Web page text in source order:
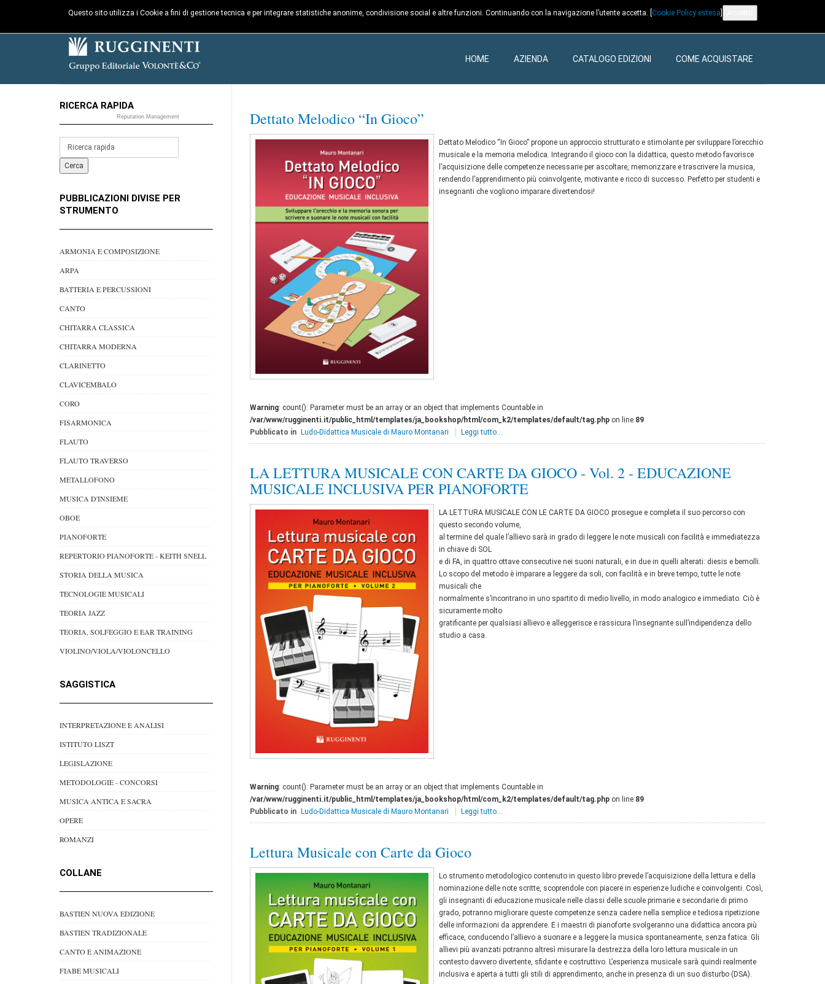
HOME AZIENDA CATALOGO EDIZIONI COME ACQUISTARE
Dettato Melodico “In Gioco”
Dettato Melodico “In Gioco” propone un approccio strutturato e stimolante per sviluppare l’orecchio
musicale e la memoria melodica. Integrando il gioco con la didattica, questo metodo favorisce
l’acquisizione delle competenze necessarie per ascoltare, memorizzare e trascrivere la musica,
rendendo l’apprendimento più coinvolgente, motivante e ricco di successo. Perfetto per studenti e
insegnanti che vogliono imparare divertendosi!
Warning: count(): Parameter must be an array or an object that implements Countable in
/var/www/rugginenti.it/public_html/templates/ja_bookshop/html/com_k2/templates/default/tag.php on line 89
Pubblicato in Ludo-Didattica Musicale di Mauro Montanari Leggi tutto...
LA LETTURA MUSICALE CON CARTE DA GIOCO - Vol. 2 - EDUCAZIONE
MUSICALE INCLUSIVA PER PIANOFORTE
LA LETTURA MUSICALE CON LE CARTE DA GIOCO prosegue e completa il suo percorso con
questo secondo volume,
al termine del quale l’allievo sarà in grado di leggere le note musicali con facilità e immediatezza
in chiave di SOL
e di FA, in quattro ottave consecutive nei suoni naturali, e in due in quelli alterati: diesis e bemolli.
Lo scopo del metodo è imparare a leggere da soli, con facilità e in breve tempo, tutte le note
musicali che
normalmente s’incontrano in uno spartito di medio livello, in modo analogico e immediato. Ciò è
sicuramente molto
gratificante per qualsiasi allievo e alleggerisce e rassicura l’insegnante sull’indipendenza dello
studio a casa.
Warning: count(): Parameter must be an array or an object that implements Countable in
/var/www/rugginenti.it/public_html/templates/ja_bookshop/html/com_k2/templates/default/tag.php on line 89
Pubblicato in Ludo-Didattica Musicale di Mauro Montanari Leggi tutto...
Lettura Musicale con Carte da Gioco
Lo strumento metodologico contenuto in questo libro prevede l’acquisizione della lettura e della
nominazione delle note scritte, scoprendole con piacere in esperienze ludiche e coinvolgenti. Così,
gli insegnanti di educazione musicale nelle classi delle scuole primarie e secondarie di primo
grado, potranno migliorare queste competenze senza cadere nella semplice e tediosa ripetizione
delle informazioni da apprendere. E i maestri di pianoforte svolgeranno una didattica ancora più
efficace, conducendo l’allievo a suonare e a leggere la musica spontaneamente, senza fatica. Gli
allievi più avanzati potranno altresì misurare la destrezza della loro lettura musicale in un
contesto davvero divertente, sfidante e costruttivo. L’esperienza musicale sarà quindi realmente
inclusiva e aperta a tutti gli stili di apprendimento, anche in presenza di un suo disturbo (DSA).
RICERCA RAPIDA
PUBBLICAZIONI DIVISE PER
STRUMENTO
ARMONIA E COMPOSIZIONE
ARPA
BATTERIA E PERCUSSIONI
CANTO
CHITARRA CLASSICA
CHITARRA MODERNA
CLARINETTO
CLAVICEMBALO
CORO
FISARMONICA
FLAUTO
FLAUTO TRAVERSO
METALLOFONO
MUSICA D'INSIEME
OBOE
PIANOFORTE
REPERTORIO PIANOFORTE - KEITH SNELL
STORIA DELLA MUSICA
TECNOLOGIE MUSICALI
TEORIA JAZZ
TEORIA, SOLFEGGIO E EAR TRAINING
VIOLINO/VIOLA/VIOLONCELLO
SAGGISTICA
INTERPRETAZIONE E ANALISI
ISTITUTO LISZT
LEGISLAZIONE
METODOLOGIE - CONCORSI
MUSICA ANTICA E SACRA
OPERE
ROMANZI
COLLANE
BASTIEN NUOVA EDIZIONE
BASTIEN TRADIZIONALE
CANTO E ANIMAZIONE
FIABE MUSICALI
Reputation Management
Questo sito utilizza i Cookie a fini di gestione tecnica e per integrare statistiche anonime, condivisione social e altre funzioni. Continuando con la navigazione l’utente accetta. [ Cookie Policy estesa